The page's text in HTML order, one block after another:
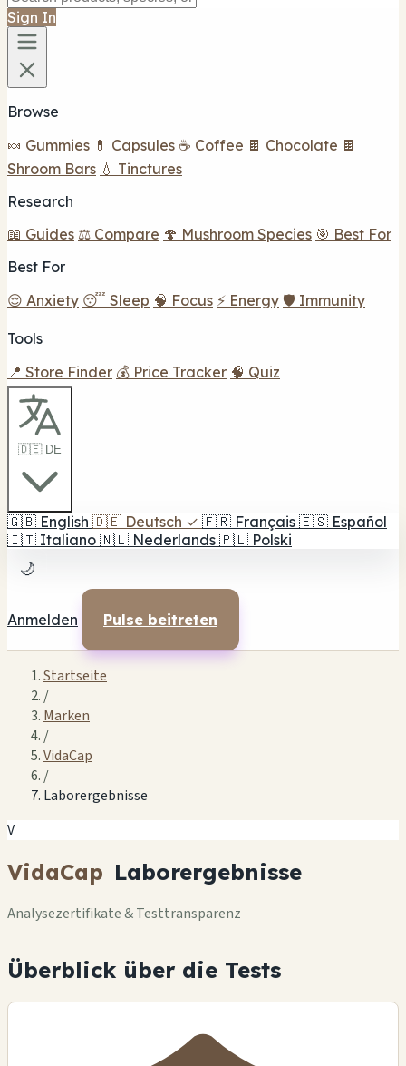
Sign In
Browse
🍬 Gummies 💊 Capsules ☕ Coffee 🍫 Chocolate 🍫
Shroom Bars 💧 Tinctures
Research
📖 Guides ⚖️ Compare 🍄 Mushroom Species 🎯 Best For
Best For
😌 Anxiety 😴 Sleep 🧠 Focus ⚡ Energy 🛡️ Immunity
Tools
📍 Store Finder 💰 Price Tracker 🧠 Quiz
🇩🇪 DE
🇬🇧 English 🇩🇪 Deutsch ✓ 🇫🇷 Français 🇪🇸 Español
🇮🇹 Italiano 🇳🇱 Nederlands 🇵🇱 Polski
🌙
Anmelden Pulse beitreten
Startseite
/
Marken
/
VidaCap
/
Laborergebnisse
V
VidaCap Laborergebnisse
Analysezertifikate & Testtransparenz
Überblick über die Tests